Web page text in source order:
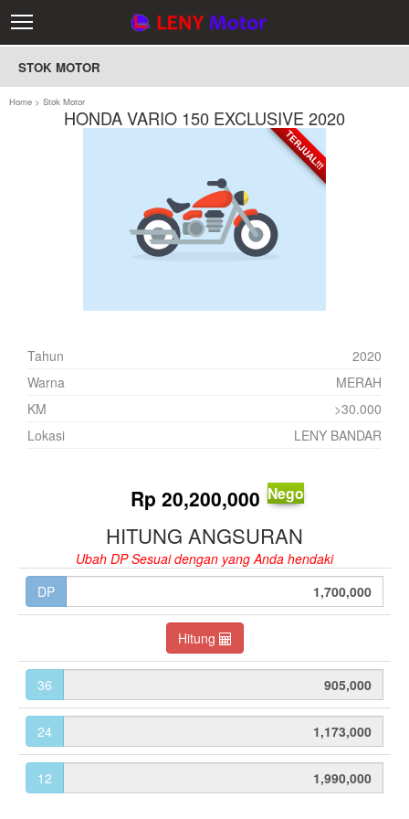
STOK MOTOR
Home > Stok Motor
HONDA VARIO 150 EXCLUSIVE 2020
TERJUAL!!!
Tahun
2020
Warna
MERAH
KM
>30.000
Lokasi
LENY BANDAR
Rp 20,200,000 Nego
HITUNG ANGSURAN
Ubah DP Sesuai dengan yang Anda hendaki
DP
Hitung
36
24
12